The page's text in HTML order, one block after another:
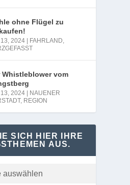
ohne Flügel zu
13, 2024 FAHRLAND,
Whistleblower vom
13, 2024
NAUENER
, REGION
SICH HIER IHRE
AUS.